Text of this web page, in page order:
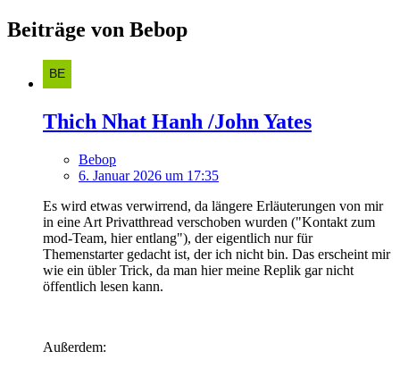
Beiträge von Bebop
Thich Nhat Hanh /John Yates
Bebop
6. Januar 2026 um 17:35
Es wird etwas verwirrend, da längere Erläuterungen von mir
in eine Art Privatthread verschoben wurden ("Kontakt zum
mod-Team, hier entlang"), der eigentlich nur für
Themenstarter gedacht ist, der ich nicht bin. Das erscheint mir
wie ein übler Trick, da man hier meine Replik gar nicht
öffentlich lesen kann.
Außerdem: